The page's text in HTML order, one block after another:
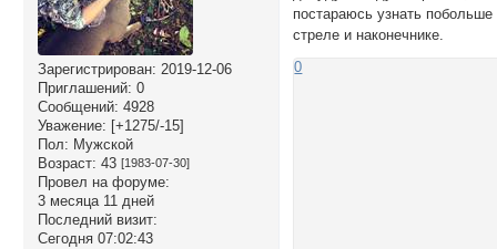
Зарегистрирован: 2019-12-06
Приглашений: 0
Сообщений: 4928
Уважение: [+1275/-15]
Пол: Мужской
Возраст: 43 [1983-07-30]
Провел на форуме:
3 месяца 11 дней
Последний визит:
Сегодня 07:02:43
постараюсь узнать побольше
стреле и наконечнике.
0